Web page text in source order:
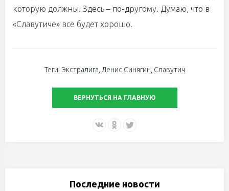
которую должны. Здесь – по-другому. Думаю, что в
«Славутиче» все будет хорошо.
Теги: Экстралига, Денис Синягин, Славутич
ВЕРНУТЬСЯ НА ГЛАВНУЮ
Последние новости